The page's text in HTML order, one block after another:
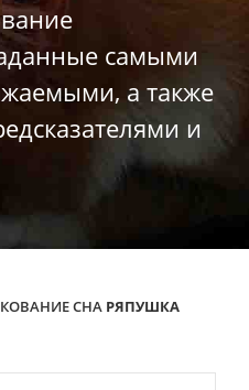
самыми
а также
и
СНА РЯПУШКА